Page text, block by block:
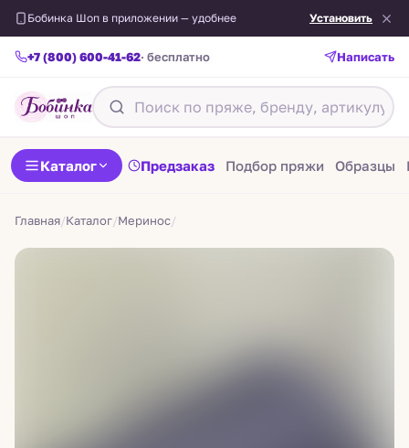
Бобинка Шоп в приложении — удобнее Установить
+7 (800) 600-41-62· бесплатно Написать
Каталог Предзаказ Подбор пряжи Образцы
Главная/Каталог/Меринос/